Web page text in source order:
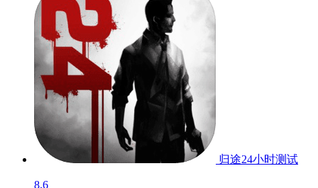
归途24小时测试
8.6